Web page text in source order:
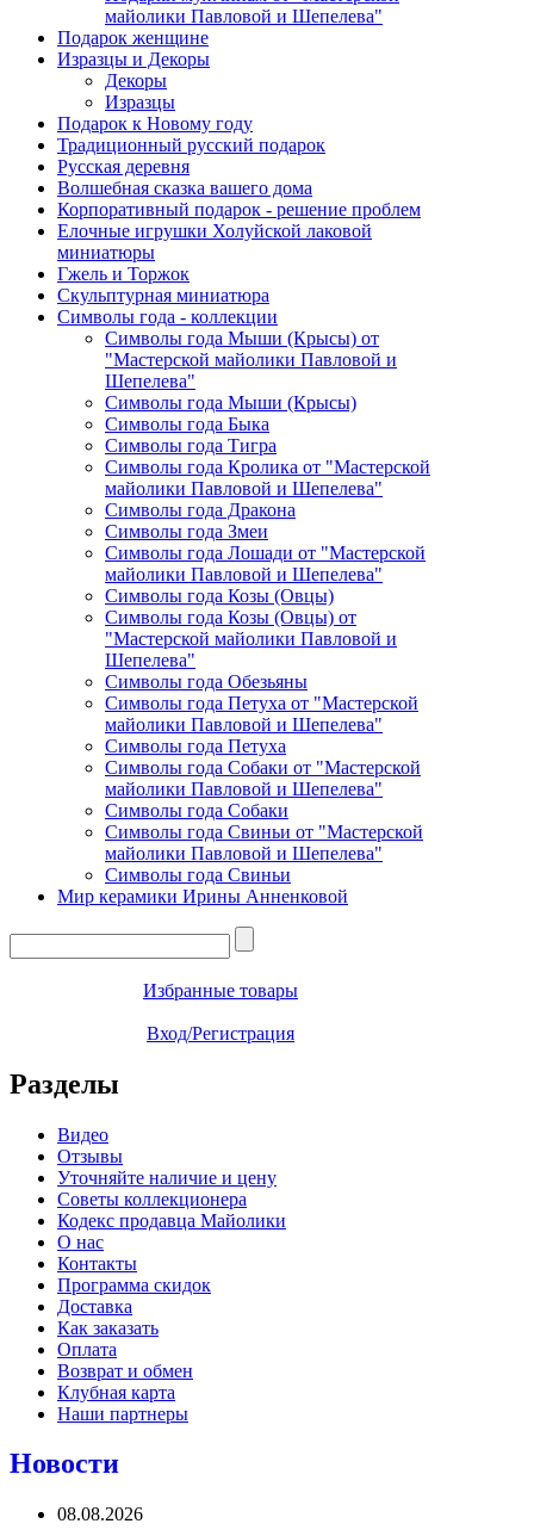
майолики Павловой и Шепелева"
Подарок женщине
Изразцы и Декоры
Декоры
Изразцы
Подарок к Новому году
Традиционный русский подарок
Русская деревня
Волшебная сказка вашего дома
Корпоративный подарок - решение проблем
Елочные игрушки Холуйской лаковой
миниатюры
Гжель и Торжок
Скульптурная миниатюра
Символы года - коллекции
Символы года Мыши (Крысы) от
"Мастерской майолики Павловой и
Шепелева"
Символы года Мыши (Крысы)
Символы года Быка
Символы года Тигра
Символы года Кролика от "Мастерской
майолики Павловой и Шепелева"
Символы года Дракона
Символы года Змеи
Символы года Лошади от "Мастерской
майолики Павловой и Шепелева"
Символы года Козы (Овцы)
Символы года Козы (Овцы) от
"Мастерской майолики Павловой и
Шепелева"
Символы года Обезьяны
Символы года Петуха от "Мастерской
майолики Павловой и Шепелева"
Символы года Петуха
Символы года Собаки от "Мастерской
майолики Павловой и Шепелева"
Символы года Собаки
Символы года Свиньи от "Мастерской
майолики Павловой и Шепелева"
Символы года Свиньи
Мир керамики Ирины Анненковой
Избранные товары
Вход/Регистрация
Разделы
Видео
Отзывы
Уточняйте наличие и цену
Советы коллекционера
Кодекс продавца Майолики
О нас
Контакты
Программа скидок
Доставка
Как заказать
Оплата
Возврат и обмен
Клубная карта
Наши партнеры
Новости
08.08.2026